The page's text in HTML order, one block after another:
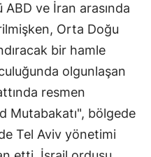
ve İran arasında
Orta Doğu
bir hamle
olgunlaşan
resmen
Mutabakatı", bölgede
Tel Aviv yönetimi